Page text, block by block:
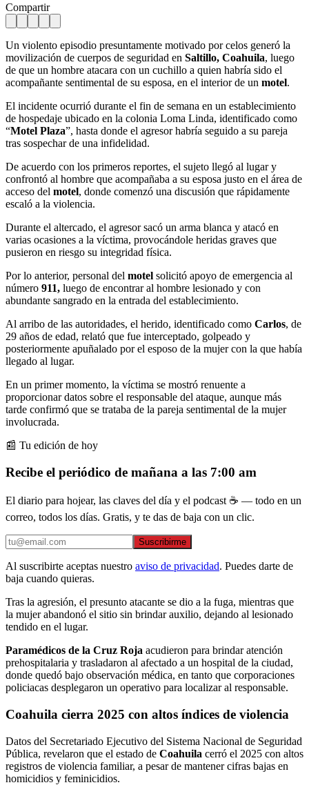
Compartir
Un violento episodio presuntamente motivado por celos generó la
movilización de cuerpos de seguridad en Saltillo, Coahuila, luego
de que un hombre atacara con un cuchillo a quien habría sido el
acompañante sentimental de su esposa, en el interior de un motel.
El incidente ocurrió durante el fin de semana en un establecimiento
de hospedaje ubicado en la colonia Loma Linda, identificado como
“Motel Plaza”, hasta donde el agresor habría seguido a su pareja
tras sospechar de una infidelidad.
De acuerdo con los primeros reportes, el sujeto llegó al lugar y
confrontó al hombre que acompañaba a su esposa justo en el área de
acceso del motel, donde comenzó una discusión que rápidamente
escaló a la violencia.
Durante el altercado, el agresor sacó un arma blanca y atacó en
varias ocasiones a la víctima, provocándole heridas graves que
pusieron en riesgo su integridad física.
Por lo anterior, personal del motel solicitó apoyo de emergencia al
número 911, luego de encontrar al hombre lesionado y con
abundante sangrado en la entrada del establecimiento.
Al arribo de las autoridades, el herido, identificado como Carlos, de
29 años de edad, relató que fue interceptado, golpeado y
posteriormente apuñalado por el esposo de la mujer con la que había
llegado al lugar.
En un primer momento, la víctima se mostró renuente a
proporcionar datos sobre el responsable del ataque, aunque más
tarde confirmó que se trataba de la pareja sentimental de la mujer
involucrada.
📰 Tu edición de hoy
Recibe el periódico de mañana a las 7:00 am
El diario para hojear, las claves del día y el podcast ☕ — todo en un
correo, todos los días. Gratis, y te das de baja con un clic.
Suscribirme
Al suscribirte aceptas nuestro aviso de privacidad. Puedes darte de
baja cuando quieras.
Tras la agresión, el presunto atacante se dio a la fuga, mientras que
la mujer abandonó el sitio sin brindar auxilio, dejando al lesionado
tendido en el lugar.
Paramédicos de la Cruz Roja acudieron para brindar atención
prehospitalaria y trasladaron al afectado a un hospital de la ciudad,
donde quedó bajo observación médica, en tanto que corporaciones
policiacas desplegaron un operativo para localizar al responsable.
Coahuila cierra 2025 con altos índices de violencia
Datos del Secretariado Ejecutivo del Sistema Nacional de Seguridad
Pública, revelaron que el estado de Coahuila cerró el 2025 con altos
registros de violencia familiar, a pesar de mantener cifras bajas en
homicidios y feminicidios.